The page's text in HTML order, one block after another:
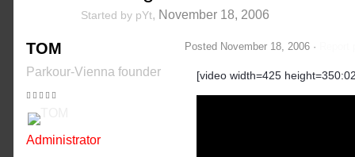
Started by pYt, November 18, 2006
TOM
Parkour-Vienna founder
Administrator
Posted November 18, 2006 ·
[video width=425